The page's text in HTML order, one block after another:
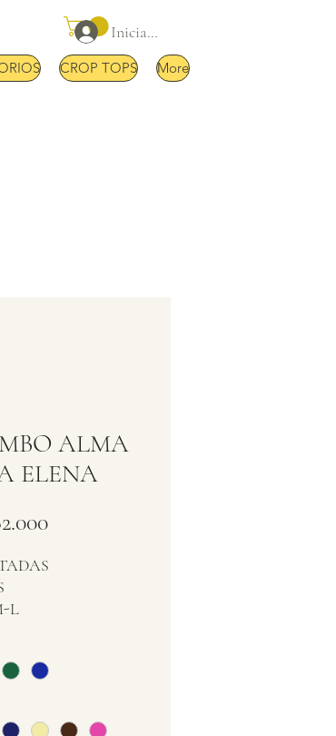
CROP TOPS More
Iniciar sesión
ALMA
ELENA
Precio
oferta
L